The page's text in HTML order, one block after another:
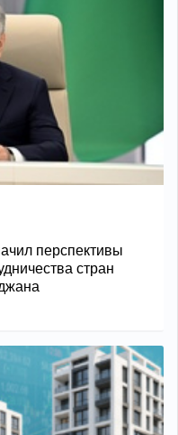
перспективы
стран